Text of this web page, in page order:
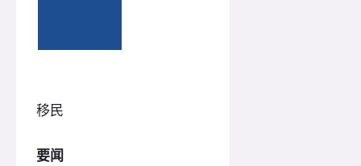
移民
要闻